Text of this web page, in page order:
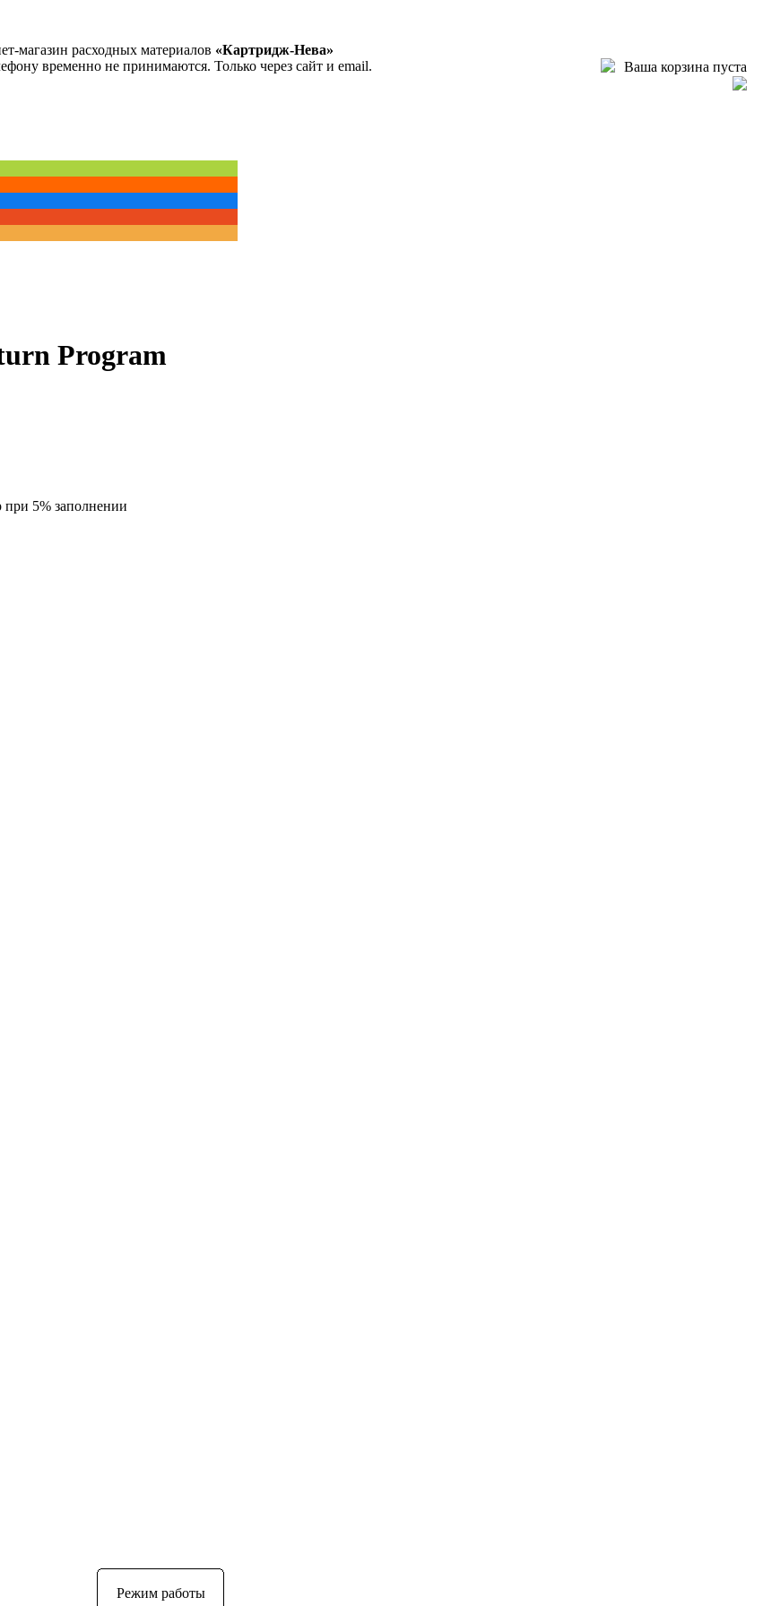
магазин расходных материалов «Картридж-Нева»
временно не принимаются. Только через сайт и email.
Ваша корзина пуста
Program
при 5% заполнении
Режим работы